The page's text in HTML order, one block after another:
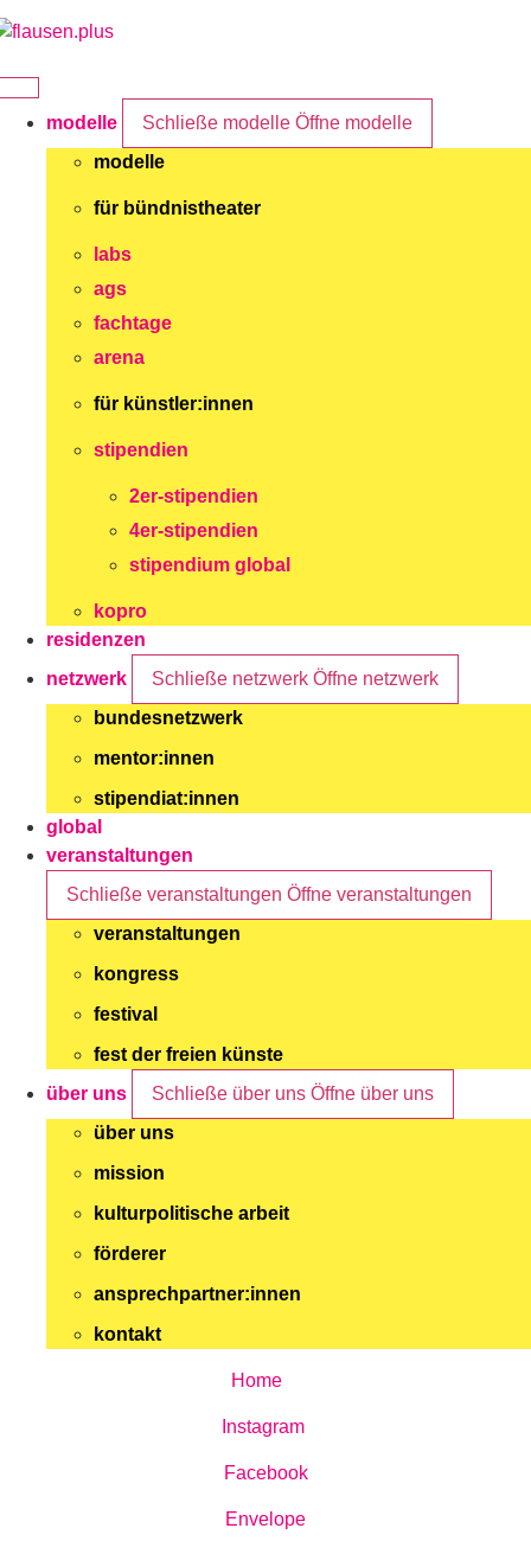
Zum
modelle
Schließe modelle Öffne modelle
modelle
für bündnistheater
labs
ags
fachtage
arena
für künstler:innen
stipendien
2er-stipendien
4er-stipendien
stipendium global
kopro
residenzen
netzwerk
Schließe netzwerk Öffne netzwerk
bundesnetzwerk
mentor:innen
stipendiat:innen
global
veranstaltungen
Schließe veranstaltungen Öffne veranstaltungen
veranstaltungen
kongress
festival
fest der freien künste
über uns
Schließe über uns Öffne über uns
über uns
mission
kulturpolitische arbeit
förderer
ansprechpartner:innen
kontakt
Home
Instagram
Facebook
Envelope